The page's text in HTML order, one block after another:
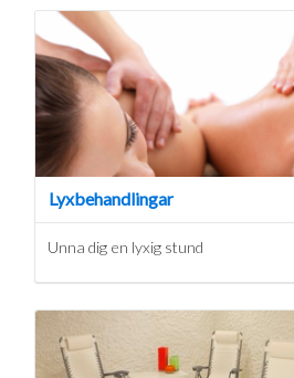
Lyxbehandlingar
Unna dig en lyxig stund